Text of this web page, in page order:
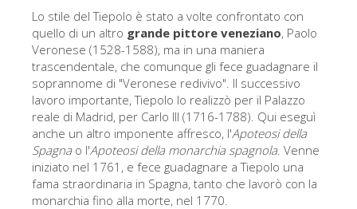
Lo stile del Tiepolo è stato a volte confrontato con
quello di un altro grande pittore veneziano, Paolo
Veronese (1528-1588), ma in una maniera
trascendentale, che comunque gli fece guadagnare il
soprannome di "Veronese redivivo". Il successivo
lavoro importante, Tiepolo lo realizzò per il Palazzo
reale di Madrid, per Carlo III (1716-1788). Qui eseguì
anche un altro imponente affresco, l'Apoteosi della
Spagnao l'Apoteosi della monarchia spagnola. Venne
iniziato nel 1761, e fece guadagnare a Tiepolo una
fama straordinaria in Spagna, tanto che lavorò con la
monarchia fino alla morte, nel 1770.